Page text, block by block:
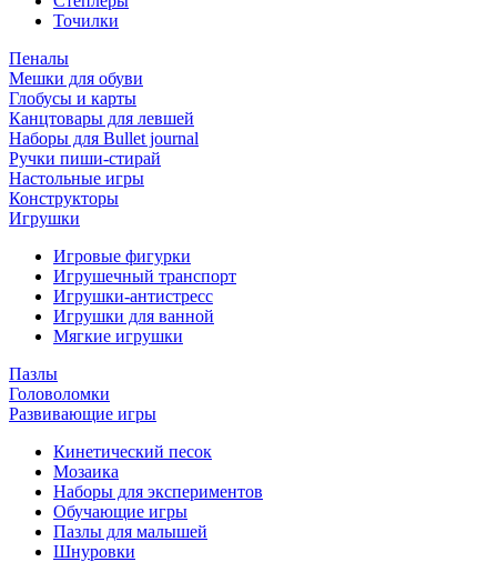
Точилки
Пеналы
Мешки для обуви
Глобусы и карты
Канцтовары для левшей
Наборы для Bullet journal
Ручки пиши-стирай
Настольные игры
Конструкторы
Игрушки
Игровые фигурки
Игрушечный транспорт
Игрушки-антистресс
Игрушки для ванной
Мягкие игрушки
Пазлы
Головоломки
Развивающие игры
Кинетический песок
Мозаика
Наборы для экспериментов
Обучающие игры
Пазлы для малышей
Шнуровки